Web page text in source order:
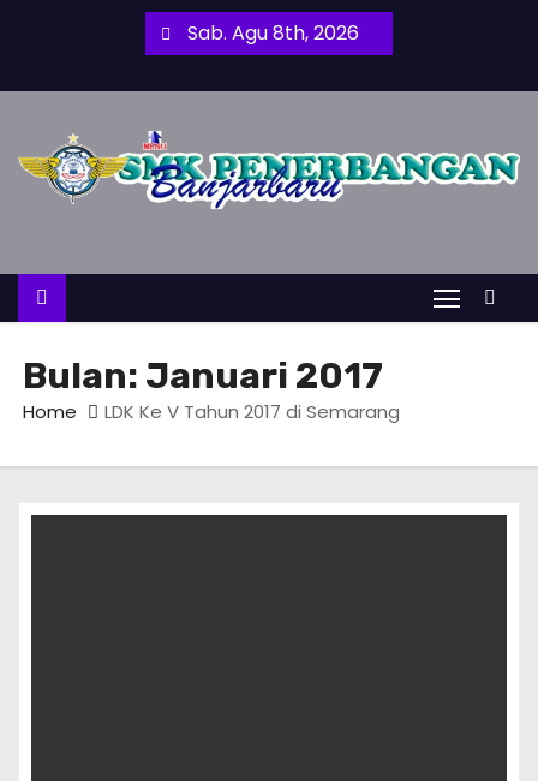
t
Sab. Agu 8th, 2026
Bulan: Januari 2017
Home LDK Ke V Tahun 2017 di Semarang